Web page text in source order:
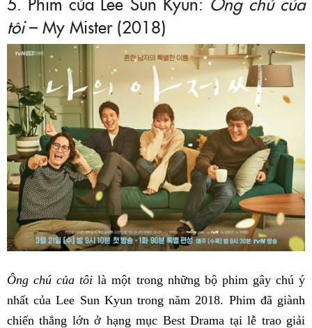
tôi– My Mister (2018)
Ông chú của tôi là một trong những bộ phim gây chú ý
nhất của Lee Sun Kyun trong năm 2018. Phim đã giành
chiến thắng lớn ở hạng mục Best Drama tại lễ trao giải